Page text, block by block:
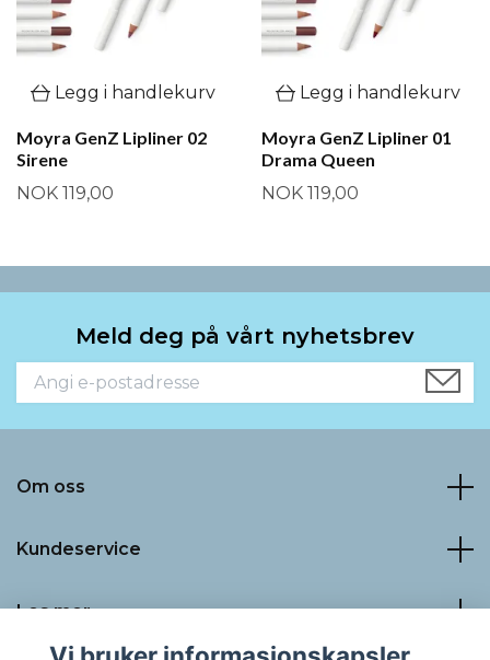
Legg i handlekurv
Moyra GenZ Lipliner 02
Sirene
NOK 119,00
Legg i handlekurv
Moyra GenZ Lipliner 01
Drama Queen
NOK 119,00
Meld deg på vårt nyhetsbrev
Om oss
Kundeservice
Les mer